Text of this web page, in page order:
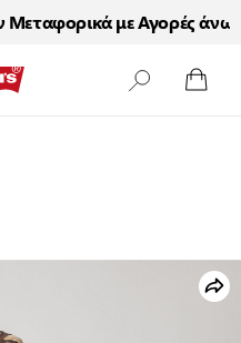
με Αγορές άνω